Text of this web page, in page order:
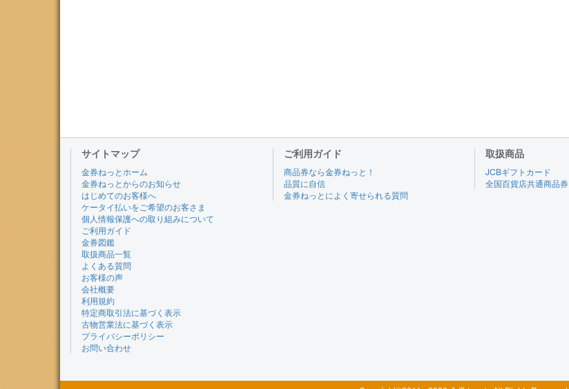
サイトマップ
金券ねっとホーム
金券ねっとからのお知らせ
はじめてのお客様へ
ケータイ払いをご希望のお客さま
個人情報保護への取り組みについて
ご利用ガイド
金券図鑑
取扱商品一覧
よくある質問
お客様の声
会社概要
利用規約
特定商取引法に基づく表示
古物営業法に基づく表示
プライバシーポリシー
お問い合わせ
ご利用ガイド
商品券なら金券ねっと！
品質に自信
金券ねっとによく寄せられる質問
取扱商品
JCBギフトカード
全国百貨店共通商品券